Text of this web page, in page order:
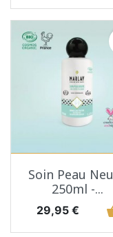
Soin Peau
250ml -...
Prix
29,95 €